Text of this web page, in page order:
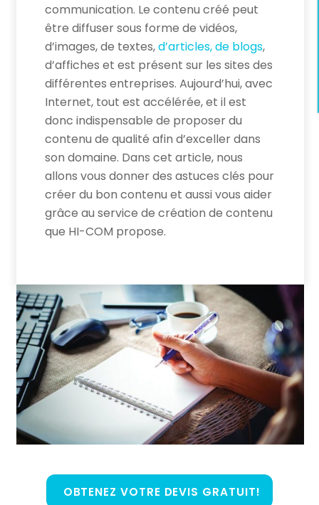
communication. Le contenu créé peut
être diffuser sous forme de vidéos,
d’images, de textes,d’articles, de blogs,
d’affiches et est présent sur les sites des
différentes entreprises. Aujourd’hui, avec
Internet, tout est accélérée, et il est
donc indispensable de proposer du
contenu de qualité afin d’exceller dans
son domaine. Dans cet article, nous
allons vous donner des astuces clés pour
créer du bon contenu et aussi vous aider
grâce au service de création de contenu
que HI-COM propose.
OBTENEZ VOTRE DEVIS GRATUIT!